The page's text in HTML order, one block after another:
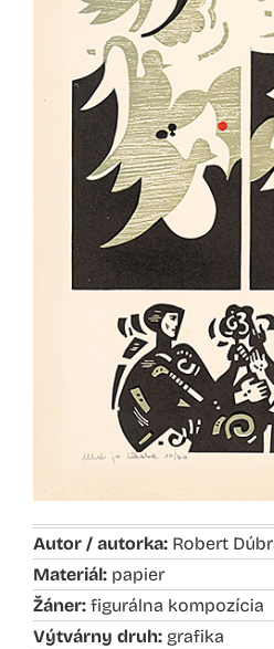
Autor / autorka: Robert
Materiál: papier
Žáner: figurálna kompozícia
Výtvárny druh: grafika